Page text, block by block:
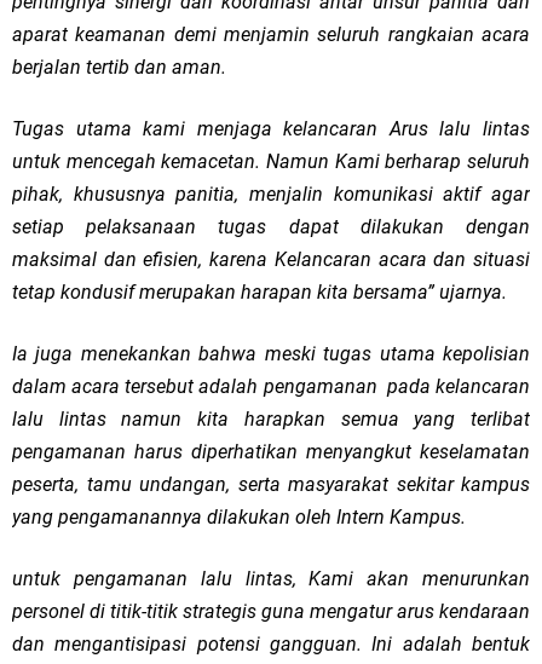
aparat keamanan demi menjamin seluruh rangkaian acara
berjalan tertib dan aman.
Tugas utama kami menjaga kelancaran Arus lalu lintas
untuk mencegah kemacetan. Namun Kami berharap seluruh
pihak, khususnya panitia, menjalin komunikasi aktif agar
setiap pelaksanaan tugas dapat dilakukan dengan
maksimal dan efisien, karena Kelancaran acara dan situasi
tetap kondusif merupakan harapan kita bersama” ujarnya.
Ia juga menekankan bahwa meski tugas utama kepolisian
dalam acara tersebut adalah pengamanan pada kelancaran
lalu lintas namun kita harapkan semua yang terlibat
pengamanan harus diperhatikan menyangkut keselamatan
peserta, tamu undangan, serta masyarakat sekitar kampus
yang pengamanannya dilakukan oleh Intern Kampus.
untuk pengamanan lalu lintas, Kami akan menurunkan
personel di titik-titik strategis guna mengatur arus kendaraan
dan mengantisipasi potensi gangguan. Ini adalah bentuk